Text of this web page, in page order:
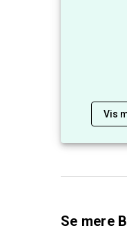
Vis
Se mere